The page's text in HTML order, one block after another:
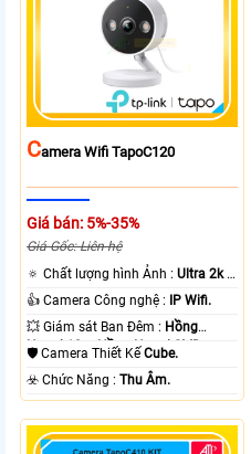
CAmera Wifi TapoC120
Giá bán: 5%-35%
Giá Gốc: Liên hệ
🔅 Chất lượng hình Ảnh :Ultra 2k +
.
👍 Camera Công nghệ : IP Wifi.
💥 Giám sát Ban Đêm : Hồng
Ngoại 10m Hồng Ngoại SMD.
🛡 Camera Thiết KếCube.
️☣️ Chức Năng :Thu Âm.